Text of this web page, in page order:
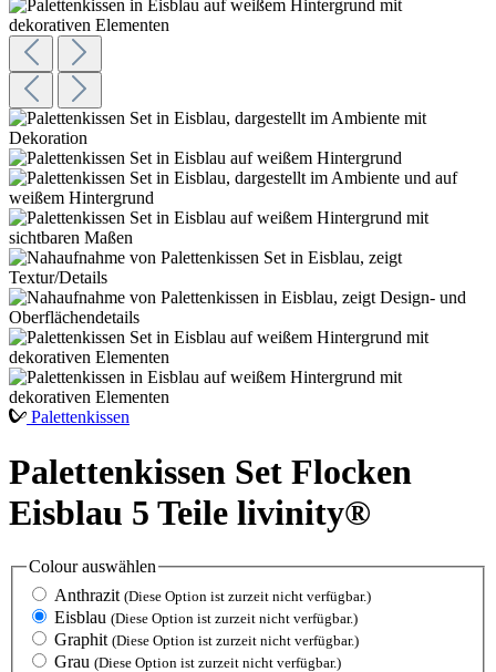
Palettenkissen
Palettenkissen Set Flocken
Eisblau 5 Teile livinity®
Colourauswählen
Anthrazit (Diese Option ist zurzeit nicht verfügbar.)
Eisblau (Diese Option ist zurzeit nicht verfügbar.)
Graphit (Diese Option ist zurzeit nicht verfügbar.)
Grau (Diese Option ist zurzeit nicht verfügbar.)